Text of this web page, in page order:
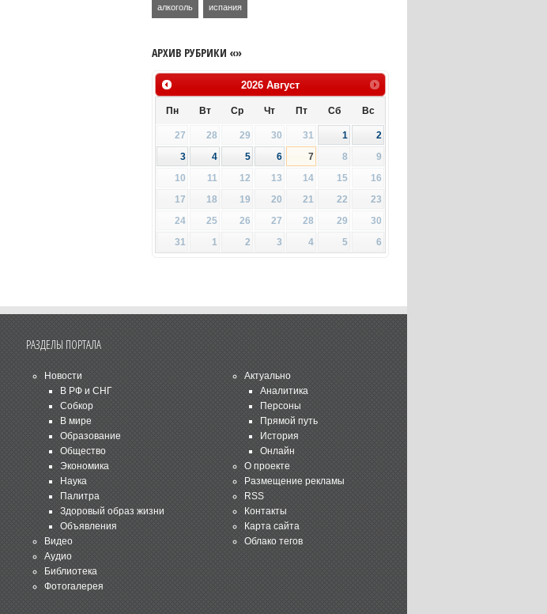
алкоголь испания
АРХИВ РУБРИКИ «»
2026 Август
Пн Вт Ср Чт Пт Сб Вс
27 28 29 30 31 1
2
3
4 5 6 7 8
9
10
11 12 13 14 15
16
17
18 19 20 21 22
23
24
25 26 27 28 29
30
31
1 2 3 4 5 6
РАЗДЕЛЫ ПОРТАЛА
Новости
В РФ и СНГ
Собкор
В мире
Образование
Общество
Экономика
Наука
Палитра
Здоровый образ жизни
Объявления
Видео
Аудио
Библиотека
Фотогалерея
Актуально
Аналитика
Персоны
Прямой путь
История
Онлайн
О проекте
Размещение рекламы
RSS
Контакты
Карта сайта
Облако тегов